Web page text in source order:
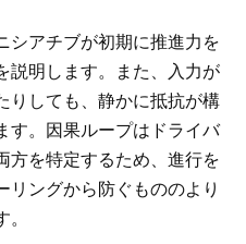
シアチブが初期に推進力を
説明します。また、入力が
りしても、静かに抵抗が構
す。因果ループはドライバ
方を特定するため、進行を
リングから防ぐもののより